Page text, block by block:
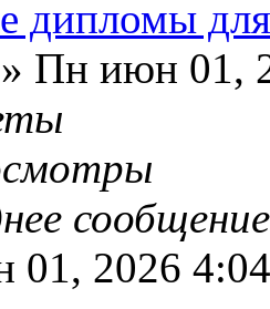
дипломы
» Пн июн 01,
01, 2026